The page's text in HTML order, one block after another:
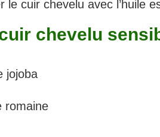
cuir chevelu avec l’huile
chevelu
jojoba
romaine